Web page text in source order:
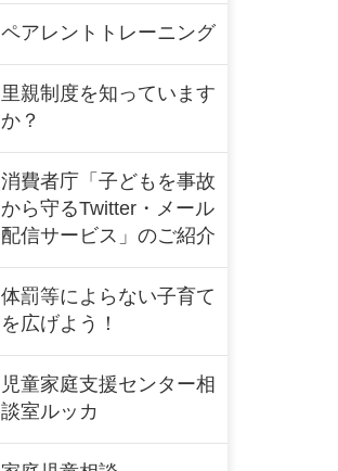
ペアレントトレーニング
里親制度を知っています
か？
消費者庁「子どもを事故
から守るTwitter・メール
配信サービス」のご紹介
体罰等によらない子育て
を広げよう！
児童家庭支援センター相
談室ルッカ